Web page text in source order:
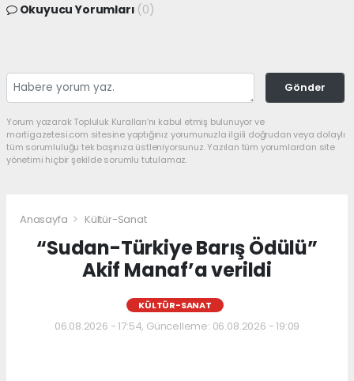
Okuyucu Yorumları (0)
Gönder
Yorum yazarak Topluluk Kuralları’nı kabul etmiş bulunuyor ve
martigazetesi.com sitesine yaptığınız yorumunuzla ilgili doğrudan veya dolaylı
tüm sorumluluğu tek başınıza üstleniyorsunuz. Yazılan tüm yorumlardan site
yönetimi hiçbir şekilde sorumlu tutulamaz.
Anasayfa Kültür-Sanat
“Sudan-Türkiye Barış Ödülü”
Akif Manaf’a verildi
KÜLTÜR-SANAT
06.08.2026 - 17:54, Güncelleme: 06.08.2026 - 19:09